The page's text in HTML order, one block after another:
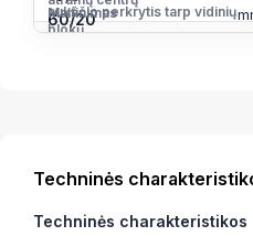
60/20
aukščio perkrytis tarp vidinių
blokų
Maitinimas
Techninės
Techninės charakteristikos